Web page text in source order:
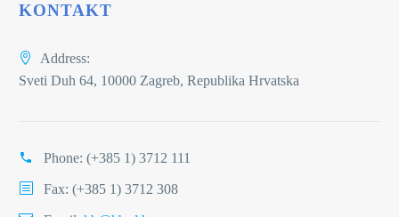
KONTAKT
Address:
Sveti Duh 64, 10000 Zagreb, Republika Hrvatska
Phone: (+385 1) 3712 111
Fax: (+385 1) 3712 308